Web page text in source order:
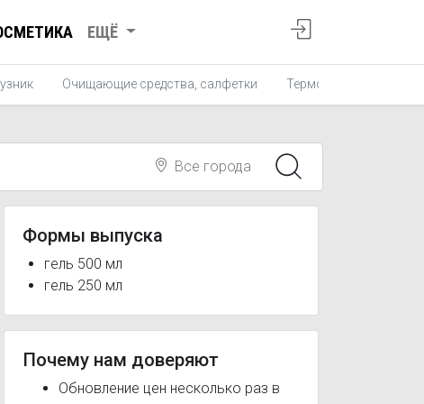
ЕЩЁ
Очищающие средства, салфетки Термометры для
Все города
Формы выпуска
гель 500 мл
гель 250 мл
Почему нам доверяют
Обновление цен несколько раз в